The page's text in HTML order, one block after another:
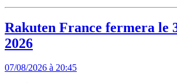
Rakuten France fermera le
2026
07/08/2026 à 20:45